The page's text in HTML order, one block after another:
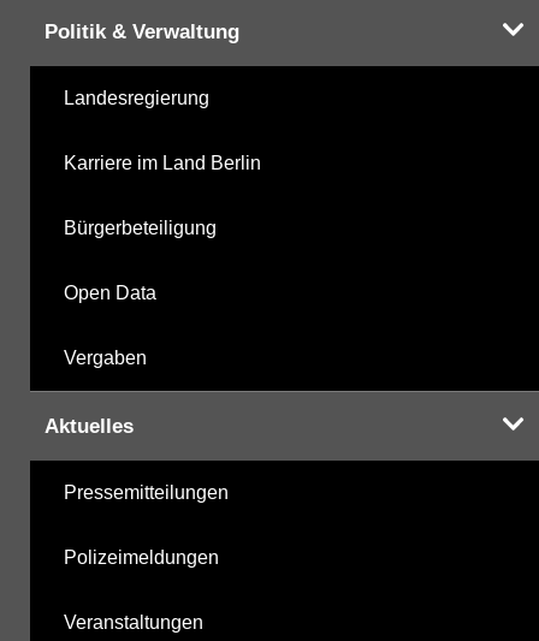
Politik & Verwaltung
Landesregierung
Karriere im Land Berlin
Bürgerbeteiligung
Open Data
Vergaben
Aktuelles
Pressemitteilungen
Polizeimeldungen
Veranstaltungen